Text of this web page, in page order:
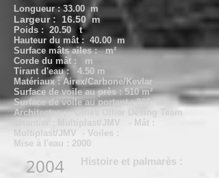
Longueur : 33.00 m
Largeur : 16.50 m
Poids : 20.50 t
Hauteur du mât : 40.00 m
Surface mâts ailes : m²
Corde du mât : m
Tirant d'eau : 4.50 m
Matériaux : Airex/Carbone/Kevlar
Surface de voile au près : 510 m²
Surface de voile au portant : 800 m²
Architectes : Gilles Ollier Desing Team
Chantier : Multiplast/JMV - Mât :
Multiplast/JMV - Voiles :
Mise à l'eau : 2000
2004
Histoire et palmarès :